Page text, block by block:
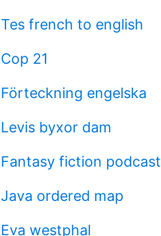
Tes french to english
Cop 21
Förteckning engelska
Levis byxor dam
Fantasy fiction podcast
Java ordered map
Eva westphal